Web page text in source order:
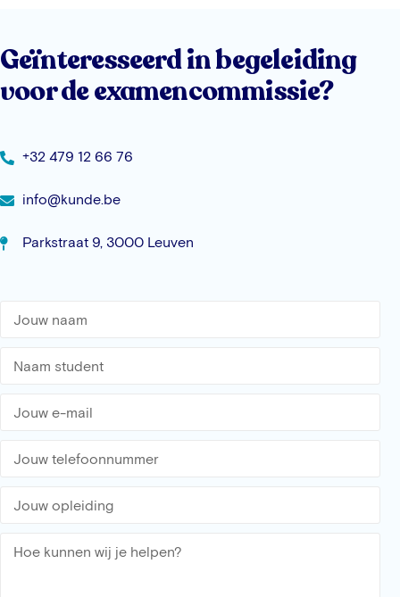
Geïnteresseerd in begeleiding
voor de examencommissie?
+32 479 12 66 76
info@kunde.be
Parkstraat 9, 3000 Leuven